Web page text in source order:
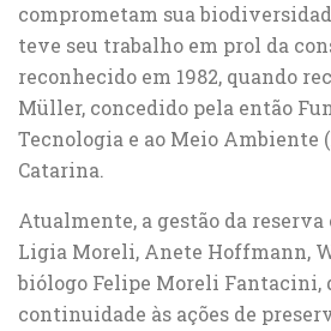
comprometam sua
teve seu trabalho em prol da
reconhecido em 1982, quando
Müller, concedido pela então
Tecnologia e ao Meio Ambiente
Catarina.
Atualmente, a gestão da
Ligia Moreli, Anete Hoffmann,
biólogo Felipe Moreli Fantacini,
continuidade às ações de